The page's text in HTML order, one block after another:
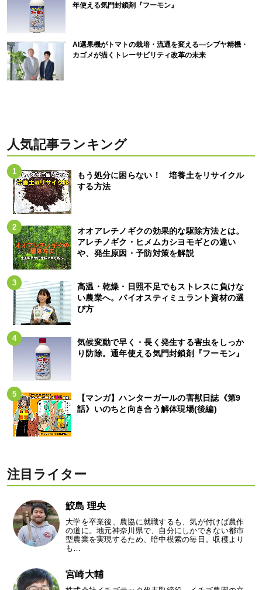
年使える気門封鎖剤『フーモン』
AI選果機がトマトの栽培・流通を変える―シブヤ精機・
カゴメが描くトレーサビリティ改革の未来
人気記事ランキング
もう処分に困らない！ 培養土をリサイクル
する方法
オオアレチノギクの効果的な駆除方法とは。
アレチノギク・ヒメムカシヨモギとの違い
や、発生原因・予防対策を解説
高温・乾燥・日照不足でもストレスに負けな
い農業へ。バイオスティミュラント資材の選
び方
気候変動で早く・長く発生する害虫をしっか
り防除。通年使える気門封鎖剤『フーモン』
【マンガ】ハンターガールの害獣日誌《第9
話》いのちと向き合う解体現場(後編)
注目ライター
鮫島 理央
大学を卒業後、農協に就職するも、気が付けば農作
の道に。地元神奈川県で、自分にしかできない都市
型農業を実現するため、暗中模索の毎日。収穫より
も…
宮崎大輔